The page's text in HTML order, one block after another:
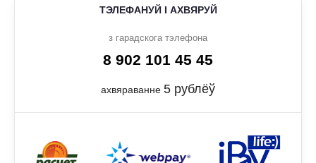
ТЭЛЕФАНУЙ І АХВЯРУЙ
з гарадскога тэлефона
8 902 101 45 45
ахвяраванне 5 рублёў